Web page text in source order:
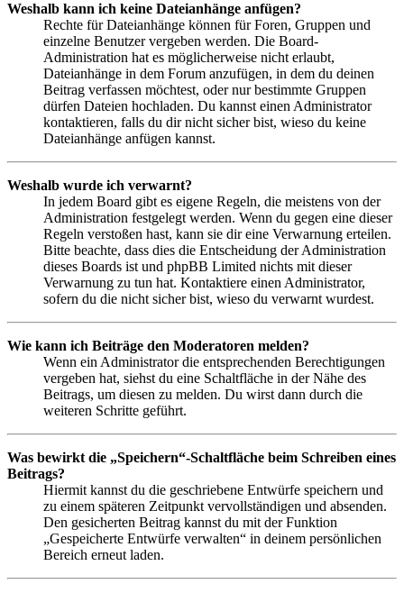
Weshalb kann ich keine Dateianhänge anfügen?
Rechte für Dateianhänge können für Foren, Gruppen und
einzelne Benutzer vergeben werden. Die Board-
Administration hat es möglicherweise nicht erlaubt,
Dateianhänge in dem Forum anzufügen, in dem du deinen
Beitrag verfassen möchtest, oder nur bestimmte Gruppen
dürfen Dateien hochladen. Du kannst einen Administrator
kontaktieren, falls du dir nicht sicher bist, wieso du keine
Dateianhänge anfügen kannst.
Weshalb wurde ich verwarnt?
In jedem Board gibt es eigene Regeln, die meistens von der
Administration festgelegt werden. Wenn du gegen eine dieser
Regeln verstoßen hast, kann sie dir eine Verwarnung erteilen.
Bitte beachte, dass dies die Entscheidung der Administration
dieses Boards ist und phpBB Limited nichts mit dieser
Verwarnung zu tun hat. Kontaktiere einen Administrator,
sofern du die nicht sicher bist, wieso du verwarnt wurdest.
Wie kann ich Beiträge den Moderatoren melden?
Wenn ein Administrator die entsprechenden Berechtigungen
vergeben hat, siehst du eine Schaltfläche in der Nähe des
Beitrags, um diesen zu melden. Du wirst dann durch die
weiteren Schritte geführt.
Was bewirkt die „Speichern“-Schaltfläche beim Schreiben eines
Beitrags?
Hiermit kannst du die geschriebene Entwürfe speichern und
zu einem späteren Zeitpunkt vervollständigen und absenden.
Den gesicherten Beitrag kannst du mit der Funktion
„Gespeicherte Entwürfe verwalten“ in deinem persönlichen
Bereich erneut laden.